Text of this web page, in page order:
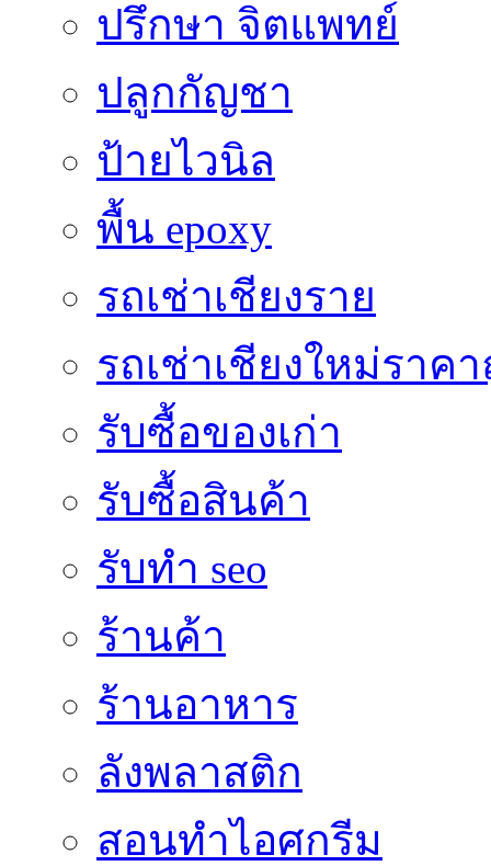
ปรึกษา จิตแพทย์
ปลูกกัญชา
ป้ายไวนิล
พื้น epoxy
รถเช่าเชียงราย
รถเช่าเชียงใหม่ราค
รับซื้อของเก่า
รับซื้อสินค้า
รับทำ seo
ร้านค้า
ร้านอาหาร
ลังพลาสติก
สอนทำไอศกรีม